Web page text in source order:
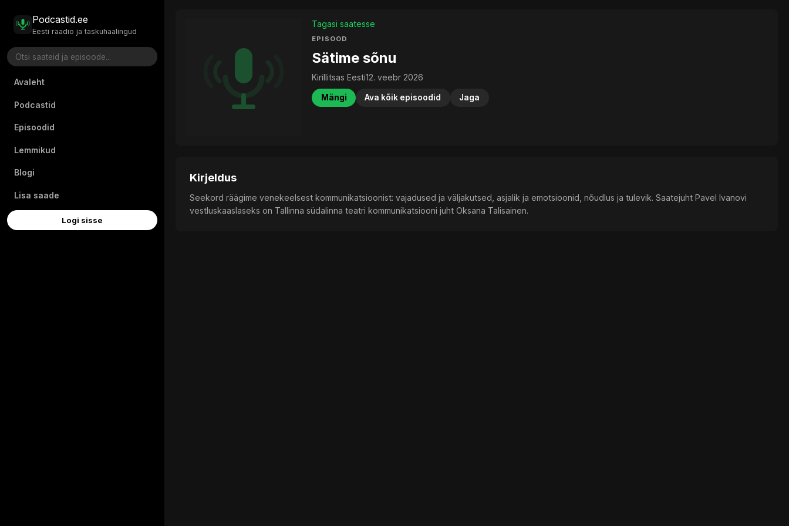
Podcastid.ee
Eesti raadio ja taskuhaalingud
Avaleht
Podcastid
Episoodid
Lemmikud
Blogi
Lisa saade
Logi sisse
Tagasi saatesse
EPISOOD
Sätime sõnu
Kirillitsas Eesti12. veebr 2026
Mängi Ava kõik episoodid Jaga
Kirjeldus
Seekord räägime venekeelsest kommunikatsioonist: vajadused ja väljakutsed, asjalik ja emotsioonid, nõudlus ja tulevik. Saatejuht Pavel Ivanovi
vestluskaaslaseks on Tallinna südalinna teatri kommunikatsiooni juht Oksana Talisainen.